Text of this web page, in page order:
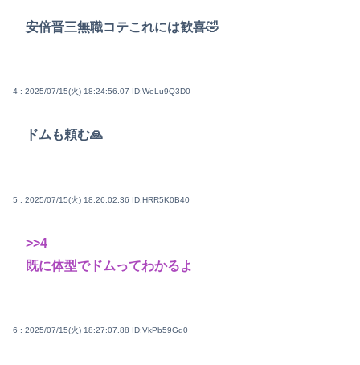
安倍晋三無職コテこれには歓喜🤣
4 : 2025/07/15(火) 18:24:56.07 ID:WeLu9Q3D0
ドムも頼む🙏
5 : 2025/07/15(火) 18:26:02.36 ID:HRR5K0B40
>>4
既に体型でドムってわかるよ
6 : 2025/07/15(火) 18:27:07.88 ID:VkPb59Gd0